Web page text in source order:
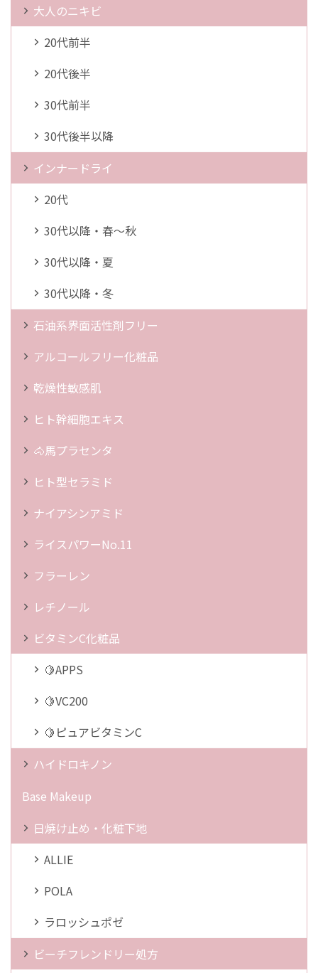
大人のニキビ
20代前半
20代後半
30代前半
30代後半以降
インナードライ
20代
30代以降・春～秋
30代以降・夏
30代以降・冬
石油系界面活性剤フリー
アルコールフリー化粧品
乾燥性敏感肌
ヒト幹細胞エキス
🐴馬プラセンタ
ヒト型セラミド
ナイアシンアミド
ライスパワーNo.11
フラーレン
レチノール
ビタミンC化粧品
🍋APPS
🍋VC200
🍋ピュアビタミンC
ハイドロキノン
Base Makeup
日焼け止め・化粧下地
ALLIE
POLA
ラロッシュポゼ
ビーチフレンドリー処方